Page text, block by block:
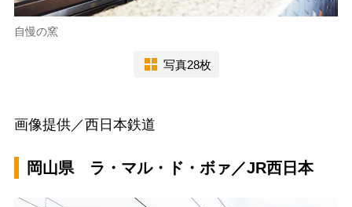
自慢の窯
写真28枚
画像提供／西日本鉄道
岡山県 ラ・マル・ド・ボァ／JR西日本